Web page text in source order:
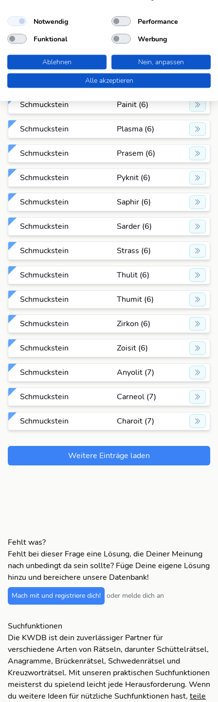
Schmuckstein Kunzit (6)
Schmuckstein Leucit (6)
Olivin (6)
Schmuckstein Painit (6)
Schmuckstein Plasma (6)
Schmuckstein Prasem (6)
Schmuckstein Pyknit (6)
Schmuckstein Saphir (6)
Schmuckstein Sarder (6)
Schmuckstein Strass (6)
Schmuckstein Thulit (6)
Schmuckstein Thumit (6)
Schmuckstein Zirkon (6)
Schmuckstein Zoisit (6)
Schmuckstein Anyolit (7)
Schmuckstein Carneol (7)
Schmuckstein Charoit (7)
Weitere Einträge laden
Fehlt was?
Fehlt bei dieser Frage eine Lösung, die Deiner Meinung
nach unbedingt da sein sollte? Füge Deine eigene Lösung
hinzu und bereichere unsere Datenbank!
Mach mit und registriere dich! oder melde dich an
Suchfunktionen
Die KWDB ist dein zuverlässiger Partner für
verschiedene Arten von Rätseln, darunter Schüttelrätsel,
Anagramme, Brückenrätsel, Schwedenrätsel und
Kreuzworträtsel. Mit unseren praktischen Suchfunktionen
meisterst du spielend leicht jede Herausforderung. Wenn
du weitere Ideen für nützliche Suchfunktionen hast, teile
Notwendig
Performance
Funktional
Werbung
Ablehnen
Nein, anpassen
Alle akzeptieren